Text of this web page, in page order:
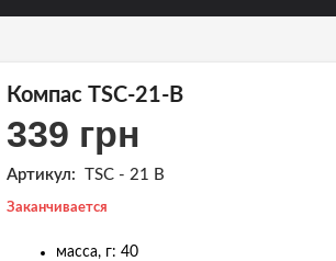
Ножи для дайвинга
Ножи ручной работы
Ножи специального назначения
Охотничьи (нескладные) ножи
Сувенирные ножи
Компас TSC-21-B
339 грн
Артикул: TSC - 21 B
Заканчивается
масса, г: 40